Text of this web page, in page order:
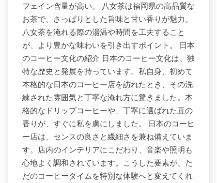
フェイン含量が高い。 八女茶は福岡県の高品質な
お茶で、さっぱりとした旨味と甘い香りが魅力。
八女茶を淹れる際の湯温や時間を工夫すること
が、より豊かな味わいを引き出すポイント。 日本
のコーヒー文化の紹介 日本のコーヒー文化は、独
特な歴史と発展を持っています。私自身、初めて
本格的な日本のコーヒー店を訪れたとき、その洗
練された雰囲気と丁寧な淹れ方に驚きました。本
格的なドリップコーヒーや、丁寧に選ばれた豆の
香りが、すぐに私を虜にしました。 日本のコーヒ
ー店は、センスの良さと繊細さを兼ね備えていま
す。店内のインテリアにこだわり、音楽や照明も
心地よく調和されています。こうした要素が、た
だのコーヒータイムを特別な体験へと変えてくれ